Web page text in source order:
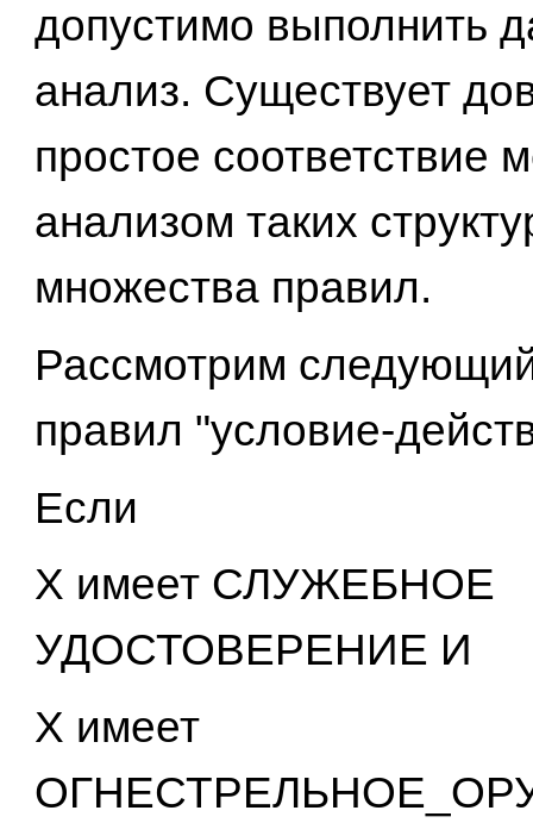
допустимо выполнить
анализ. Существует
простое соответствие
анализом таких
множества правил.
Рассмотрим
правил "условие-
Если
X имеет СЛУЖЕБНОЕ
УДОСТОВЕРЕНИЕ И
X имеет